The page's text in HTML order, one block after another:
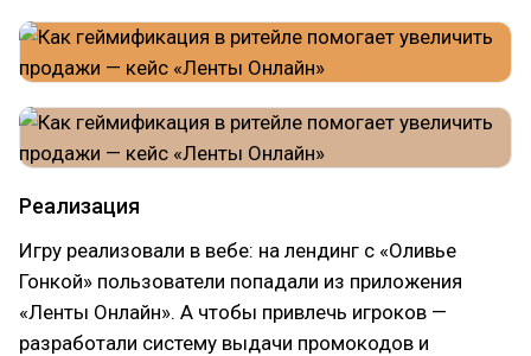
Реализация
Игру реализовали в вебе: на лендинг с «Оливье
Гонкой» пользователи попадали из приложения
«Ленты Онлайн». А чтобы привлечь игроков —
разработали систему выдачи промокодов и